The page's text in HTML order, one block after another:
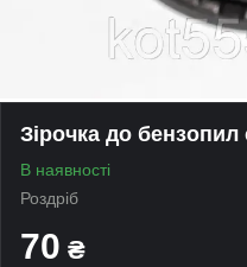
Зірочка до бензопил
В наявності
Роздріб
70 ₴